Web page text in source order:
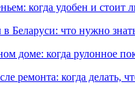
когда удобен и стоит
Беларуси: что нужно
доме: когда рулонное
ремонта: когда делать,